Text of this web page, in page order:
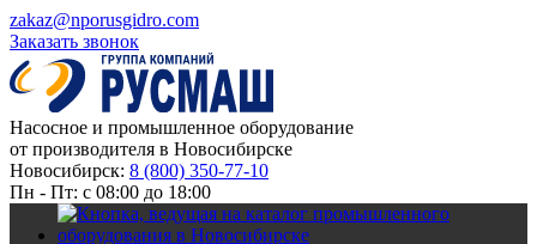
zakaz@nporusgidro.com
Заказать звонок
Насосное и промышленное оборудование
от производителя в Новосибирске
Новосибирск: 8 (800) 350-77-10
Пн - Пт: с 08:00 до 18:00